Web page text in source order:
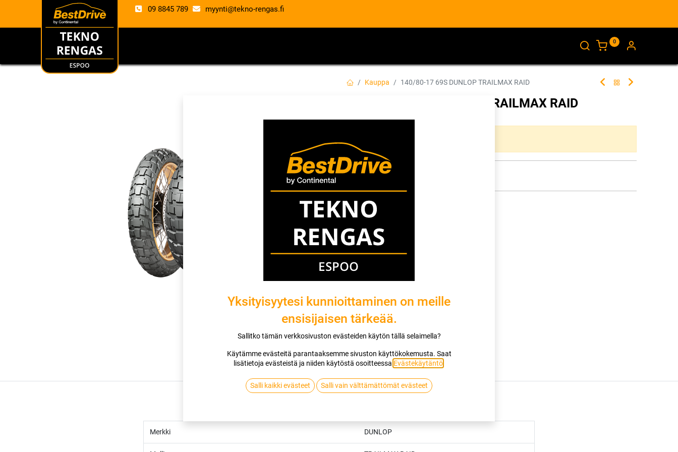
09 8845 789 myynti@tekno-rengas.fi
0
Kauppa 140/80-17 69S DUNLOP TRAILMAX RAID
140/80-17 69S DUNLOP TRAILMAX RAID
EAN:4038526341310
DUNLOP
Jaa
Toimitusehdot
Merkki DUNLOP
Yksityisyytesi kunnioittaminen on meille
ensisijaisen tärkeää.
Sallitko tämän verkkosivuston evästeiden käytön tällä selaimella?
Käytämme evästeitä parantaaksemme sivuston käyttökokemusta. Saat
lisätietoja evästeistä ja niiden käytöstä osoitteessa Evästekäytäntö.
Salli kaikki evästeet Salli vain välttämättömät evästeet